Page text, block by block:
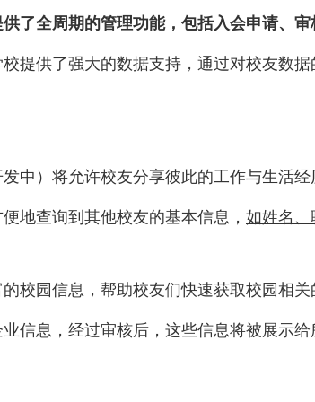
了全周期的管理功能，包括入会申请、
提供了强大的数据支持，通过对校友数
中）将允许校友分享彼此的工作与生活
地查询到其他校友的基本信息， 如姓名、
校园信息，帮助校友们快速获取校园相
信息，经过审核后，这些信息将被展示